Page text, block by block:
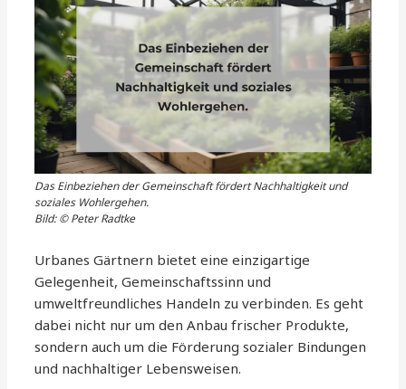
Das Einbeziehen der Gemeinschaft fördert Nachhaltigkeit und
soziales Wohlergehen.
Bild: © Peter Radtke
Urbanes Gärtnern bietet eine einzigartige
Gelegenheit, Gemeinschaftssinn und
umweltfreundliches Handeln zu verbinden. Es geht
dabei nicht nur um den Anbau frischer Produkte,
sondern auch um die Förderung sozialer Bindungen
und nachhaltiger Lebensweisen.